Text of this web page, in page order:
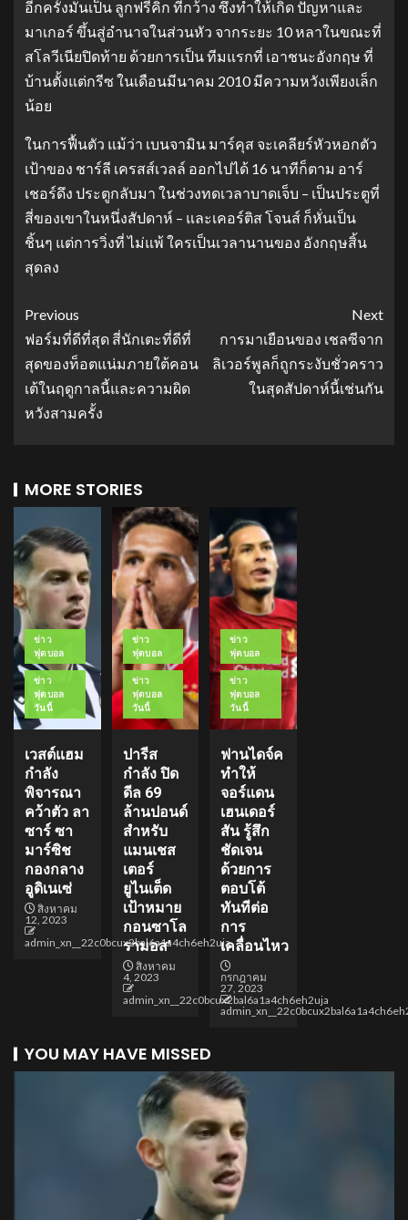
อีกครั้งมันเป็น ลูกฟรีคิก ที่กว้าง ซึ่งทําให้เกิด ปัญหาและ
มาเกอร์ ขึ้นสู่อํานาจในส่วนหัว จากระยะ 10 หลาในขณะที่
สโลวีเนียปิดท้าย ด้วยการเป็น ทีมแรกที่ เอาชนะอังกฤษ ที่
บ้านตั้งแต่กรีซ ในเดือนมีนาคม 2010 มีความหวังเพียงเล็ก
น้อย
ในการฟื้นตัว แม้ว่า เบนจามิน มาร์คุส จะเคลียร์หัวหอกตัว
เป้าของ ชาร์ลี เครสส์เวลล์ ออกไปได้ 16 นาทีก็ตาม อาร์
เชอร์ดึง ประตูกลับมา ในช่วงทดเวลาบาดเจ็บ – เป็นประตูที่
สี่ของเขาในหนึ่งสัปดาห์ – และเคอร์ติส โจนส์ ก็หั่นเป็น
ชิ้นๆ แต่การวิ่งที่ ไม่แพ้ ใครเป็นเวลานานของ อังกฤษสิ้น
สุดลง
Previous
ฟอร์มที่ดีที่สุด สี่นักเตะที่ดีที่
สุดของท็อตแน่มภายใต้คอน
เต้ในฤดูกาลนี้และความผิด
หวังสามครั้ง
Next
การมาเยือนของ เชลซีจาก
ลิเวอร์พูลก็ถูกระงับชั่วคราว
ในสุดสัปดาห์นี้เช่นกัน
MORE STORIES
ข่าว
ฟุตบอล
ข่าว
ฟุตบอล
วันนี้
เวสต์แฮม
กำลัง
พิจารณา
คว้าตัว ลา
ซาร์ ซา
มาร์ซิช
กองกลาง
อูดิเนเซ่
สิงหาคม
12, 2023
admin_xn__22c0bcux2bal6a1a4ch6eh2uja
ข่าว
ฟุตบอล
ข่าว
ฟุตบอล
วันนี้
ปารีส
กำลัง ปิด
ดีล 69
ล้านปอนด์
สำหรับ
แมนเชส
เตอร์
ยูไนเต็ด
เป้าหมาย
กอนซาโล
รามอส’
สิงหาคม
4, 2023
admin_xn__22c0bcux2bal6a1a4ch6eh2uja
ข่าว
ฟุตบอล
ข่าว
ฟุตบอล
วันนี้
ฟานไดจ์ค
ทำให้
จอร์แดน
เฮนเดอร์
สัน รู้สึก
ชัดเจน
ด้วยการ
ตอบโต้
ทันทีต่อ
การ
เคลื่อนไหว
กรกฎาคม
27, 2023
YOU MAY HAVE MISSED